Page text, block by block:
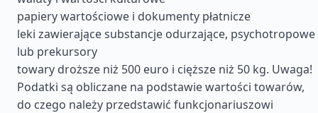
papiery wartościowe i dokumenty płatnicze
leki zawierające substancje odurzające, psychotropowe
lub prekursory
towary droższe niż 500 euro i cięższe niż 50 kg. Uwaga!
Podatki są obliczane na podstawie wartości towarów,
do czego należy przedstawić funkcjonariuszowi